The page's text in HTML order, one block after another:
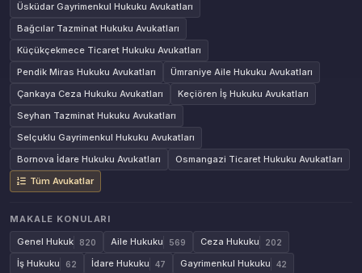
Üsküdar Gayrimenkul Hukuku Avukatları
Bağcılar Tazminat Hukuku Avukatları
Küçükçekmece Ticaret Hukuku Avukatları
Pendik Miras Hukuku Avukatları
Ümraniye Aile Hukuku Avukatları
Çankaya Ceza Hukuku Avukatları
Keçiören İş Hukuku Avukatları
Seyhan Tazminat Hukuku Avukatları
Selçuklu Gayrimenkul Hukuku Avukatları
Bornova İdare Hukuku Avukatları
Osmangazi Ticaret Hukuku Avukatları
Tüm Avukatlar
MAKALE KONULARI
Genel Hukuk
820 Aile Hukuku 569 Ceza Hukuku 202
İş Hukuku 62 İdare Hukuku 47 Gayrimenkul Hukuku 42